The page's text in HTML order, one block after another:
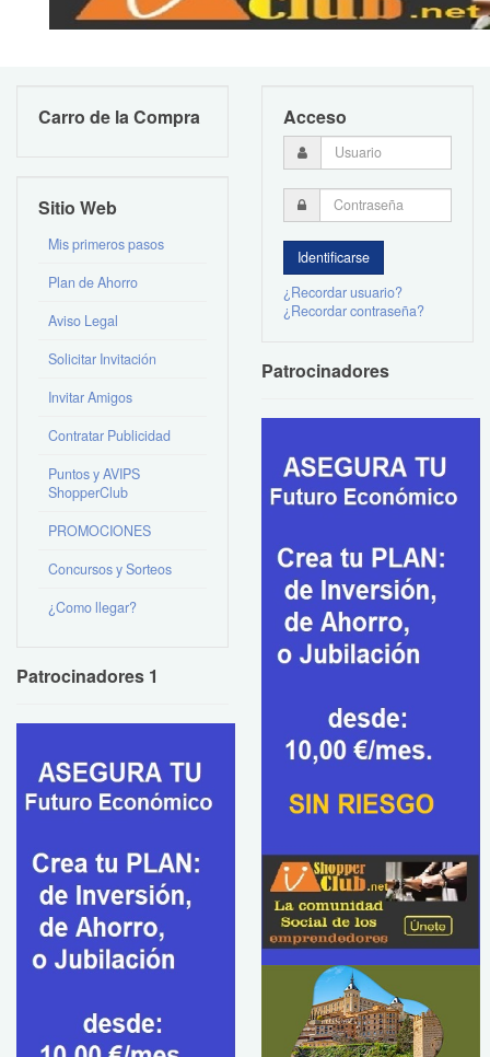
Carro de la Compra
Sitio Web
Mis primeros pasos
Plan de Ahorro
Aviso Legal
Solicitar Invitación
Invitar Amigos
Contratar Publicidad
Puntos y AVIPS
ShopperClub
PROMOCIONES
Concursos y Sorteos
¿Como llegar?
Patrocinadores 1
Acceso
¿Recordar usuario?
¿Recordar contraseña?
Patrocinadores